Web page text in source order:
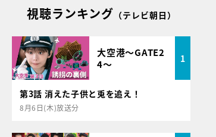
視聴ランキング （テレビ朝日）
大空港～GATE2
4～
1
第3話 消えた子供と兎を追え！
8月6日(木)放送分